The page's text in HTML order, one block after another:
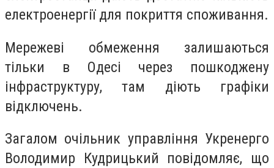
електроенергії для покриття споживання.
Мережеві обмеження залишаються
тільки в Одесі через пошкоджену
інфраструктуру, там діють графіки
відключень.
Загалом очільник управління Укренерго
Володимир Кудрицький повідомляє, що